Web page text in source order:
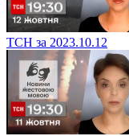
ТСН за 2023.10.12